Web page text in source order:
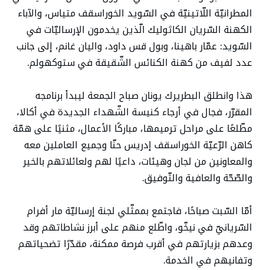
المطرانيّة اللّاتينيّة في السّويد الخوراسقف متياس، والآباء
الكهنة السّريان الكاثوليك الّذين يخدمون الإرساليّات في
السّويد: عمّار باهينا، وبول قس داود، واليان غانم، إلى جانب
عدد لفيف من كهنة الكنائس الشّقيقة في ستوكهولم.
هذا وانطلق البطريرك يونان صباح الجمعة ليبدأ برنامجه
المقرّر، فجال في أرجاء كنيسة الشّهداء الجديدة في أكالا،
مطّلعًا على مراحل ترميمها، مباركًا الأعمال، مثنيًا على همّة
كاهن الرّعيّة الخوراسقف إدريس حنّا وجميع العاملين معه
والمعاونين من لجان وهيئات، داعيًا لهم ولعائلاتهم بالخير
والصّحّة والعافية والتّوفيق.
‎أمّا السّبت صباحًا، فاجتمع بممثّلي لجنة إرساليّة مار أفرام
السّريانيّ في نيخّو، واطّلع منهم على أبرز نشاطاتهم وقد
وعدهم بزيارتهم في أقرب فرصة ممكنة، مقدّرًا تضحياتهم
وتفانيهم في الخدمة.